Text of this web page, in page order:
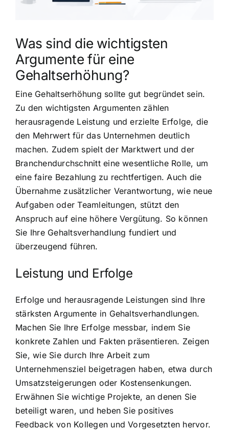
Was sind die wichtigsten
Argumente für eine
Gehaltserhöhung?
Eine Gehaltserhöhung sollte gut begründet sein.
Zu den wichtigsten Argumenten zählen
herausragende Leistung und erzielte Erfolge, die
den Mehrwert für das Unternehmen deutlich
machen. Zudem spielt der Marktwert und der
Branchendurchschnitt eine wesentliche Rolle, um
eine faire Bezahlung zu rechtfertigen. Auch die
Übernahme zusätzlicher Verantwortung, wie neue
Aufgaben oder Teamleitungen, stützt den
Anspruch auf eine höhere Vergütung. So können
Sie Ihre Gehaltsverhandlung fundiert und
überzeugend führen.
Leistung und Erfolge
Erfolge und herausragende Leistungen sind Ihre
stärksten Argumente in Gehaltsverhandlungen.
Machen Sie Ihre Erfolge messbar, indem Sie
konkrete Zahlen und Fakten präsentieren. Zeigen
Sie, wie Sie durch Ihre Arbeit zum
Unternehmensziel beigetragen haben, etwa durch
Umsatzsteigerungen oder Kostensenkungen.
Erwähnen Sie wichtige Projekte, an denen Sie
beteiligt waren, und heben Sie positives
Feedback von Kollegen und Vorgesetzten hervor.